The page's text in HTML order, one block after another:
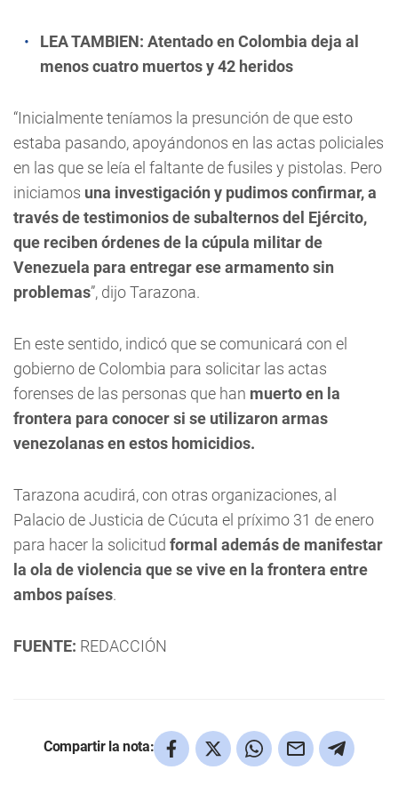
LEA TAMBIEN: Atentado en Colombia deja al
menos cuatro muertos y 42 heridos
“Inicialmente teníamos la presunción de que esto
estaba pasando, apoyándonos en las actas policiales
en las que se leía el faltante de fusiles y pistolas. Pero
iniciamos una investigación y pudimos confirmar, a
través de testimonios de subalternos del Ejército,
que reciben órdenes de la cúpula militar de
Venezuela para entregar ese armamento sin
problemas”, dijo Tarazona.
En este sentido, indicó que se comunicará con el
gobierno de Colombia para solicitar las actas
forenses de las personas que han muerto en la
frontera para conocer si se utilizaron armas
venezolanas en estos homicidios.
Tarazona acudirá, con otras organizaciones, al
Palacio de Justicia de Cúcuta el príximo 31 de enero
para hacer la solicitud formal además de manifestar
la ola de violencia que se vive en la frontera entre
ambos países.
FUENTE: REDACCIÓN
Compartir la nota: